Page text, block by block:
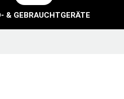
& GEBRAUCHTGERÄTE